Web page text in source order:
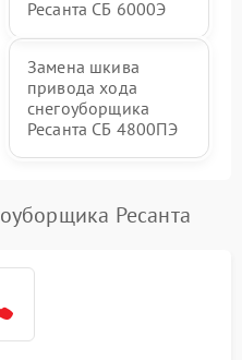
Ресанта СБ 6000Э
Замена шкива
привода хода
снегоуборщика
Ресанта СБ 4800ПЭ
Ресанта